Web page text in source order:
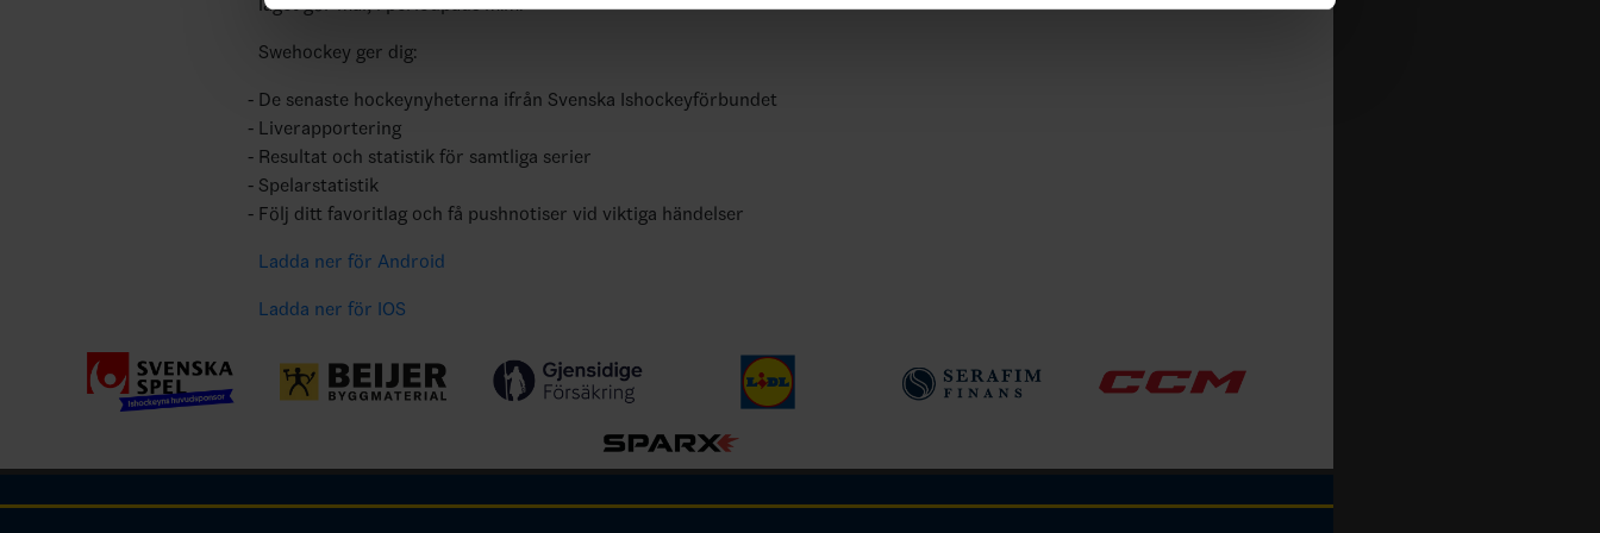
Swehockey ger dig:
De senaste hockeynyheterna ifrån Svenska Ishockeyförbundet
Liverapportering
Resultat och statistik för samtliga serier
Spelarstatistik
Följ ditt favoritlag och få pushnotiser vid viktiga händelser
Ladda ner för Android
Ladda ner för IOS